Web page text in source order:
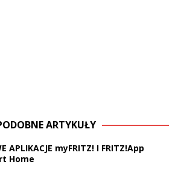
ARTYKUŁY
APLIKACJE myFRITZ! I FRITZ!App
Home